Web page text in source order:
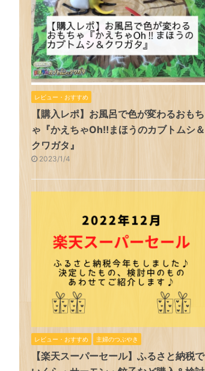
レビュー・おすすめ
【購入レポ】お風呂で色が変わるおもち
ゃ『かえちゃOh‼まほうのカブトムシ＆
クワガタ』
2023/1/4
レビュー・おすすめ 主婦のつぶやき
【楽天スーパーセール】ふるさと納税で